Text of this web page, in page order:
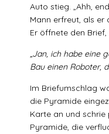
Auto stieg. „Ahh,
Mann erfreut, als er
Er öffnete den
„Jan, ich habe eine
Bau einen Roboter,
Im Briefumschlag
die Pyramide
Karte an und schrie
Pyramide, die